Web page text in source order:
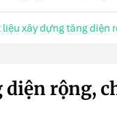
liệu xây dựng tăng diện
diện rộng,